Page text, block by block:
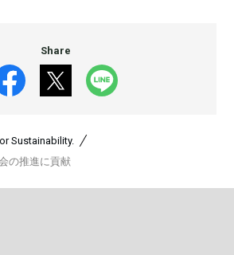
Share
Sustainability.
の推進に貢献